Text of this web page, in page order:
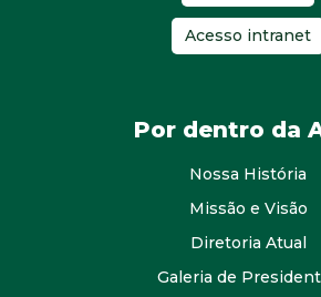
Acesso intranet
Por dentro da
Nossa História
Missão e Visão
Diretoria Atual
Galeria de